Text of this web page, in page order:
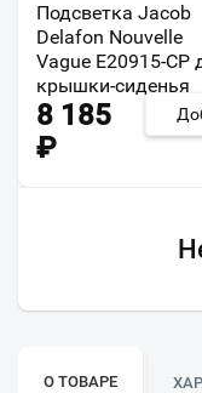
Подсветка Jacob
Delafon Nouvelle
Vague E20915-CP
крышки-сиденья
8 185
₽
О ТОВАРЕ